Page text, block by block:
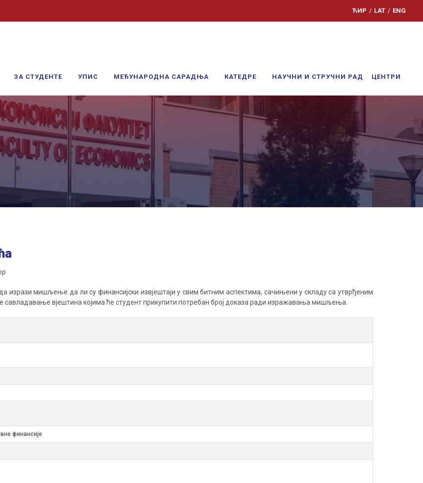
ЋИР / LAT / ENG
ЗА СТУДЕНТЕ УПИС МЕЂУНАРОДНА САРАДЊА КАТЕДРЕ НАУЧНИ И СТРУЧНИ РАД ЦЕНТРИ
изрази мишљење да ли су финансијски извјештаји у свим битним аспектима, сачињени у складу са утврђеним
савладавање вјештина којима ће студент прикупити потребан број доказа ради изражавања мишљења.
финансије